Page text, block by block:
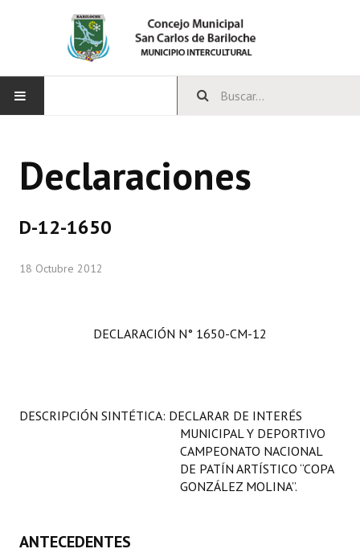
CONCEJO
LEGISLACIÓN
Reglamento Interno
Declaraciones
D-12-1650
18 Octubre 2012
DECLARACIÓN N° 1650-CM-12
DESCRIPCIÓN SINTÉTICA: DECLARAR DE INTERÉS
MUNICIPAL Y DEPORTIVO
CAMPEONATO NACIONAL
DE PATÍN ARTÍSTICO “COPA
GONZÁLEZ MOLINA”.
ANTECEDENTES